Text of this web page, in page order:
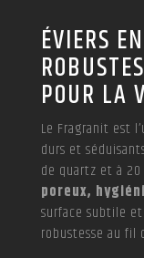
ÉVIERS
POUR LA
Le Fragranit est
durs et
de quartz et à
poreux,
surface subtile
robustesse au fil